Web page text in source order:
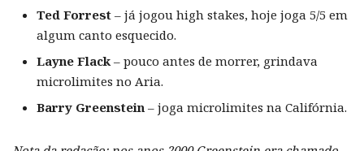
Ted Forrest – já jogou high stakes, hoje joga 5/5 em
algum canto esquecido.
Layne Flack – pouco antes de morrer, grindava
microlimites no Aria.
Barry Greenstein – joga microlimites na Califórnia.